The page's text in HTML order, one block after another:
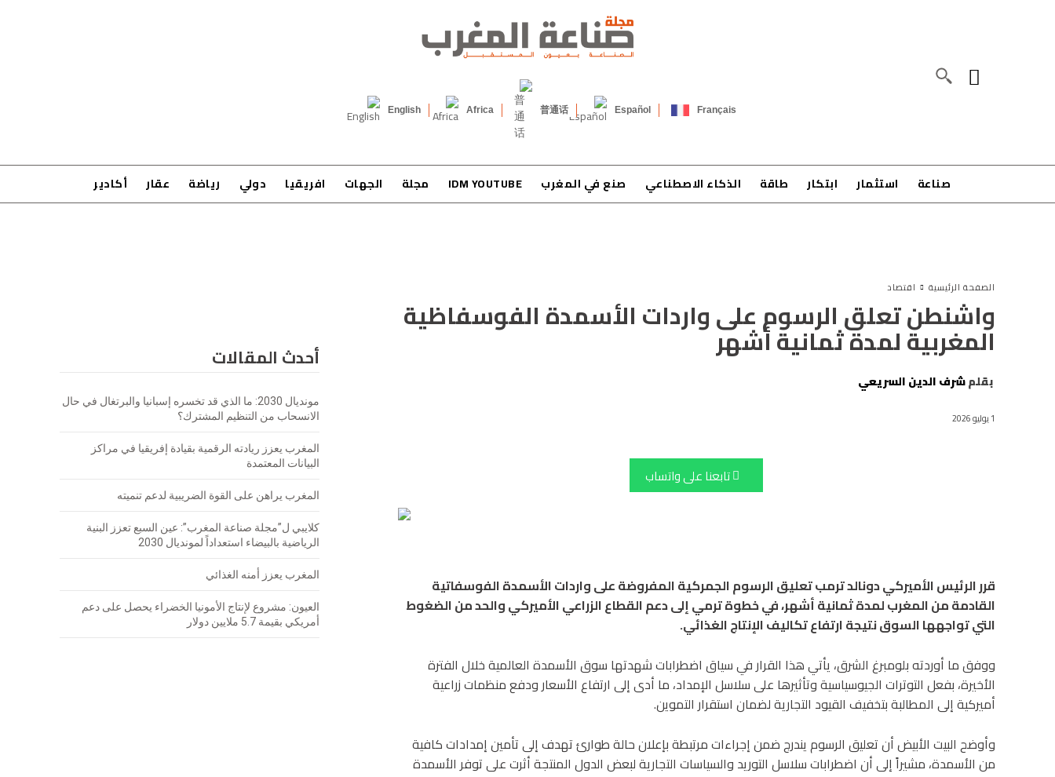
Français
Español
普通话
Africa
English
صناعة استثمار ابتكار طاقة الذكاء الاصطناعي صنع في المغرب IDM YOUTUBE مجلة الجهات افريقيا دولي رياضة عقار أكادير
الصفحة الرئيسية اقتصاد
أحدث المقالات
مونديال 2030: ما الذي قد تخسره إسبانيا والبرتغال في حال
الانسحاب من التنظيم المشترك؟
المغرب يعزز ريادته الرقمية بقيادة إفريقيا في مراكز
البيانات المعتمدة
المغرب يراهن على القوة الضريبية لدعم تنميته
كلايبي ل”مجلة صناعة المغرب”: عين السبع تعزز البنية
الرياضية بالبيضاء استعداداً لمونديال 2030
المغرب يعزز أمنه الغذائي
العيون: مشروع لإنتاج الأمونيا الخضراء يحصل على دعم
أمريكي بقيمة 5.7 ملايين دولار
واشنطن تعلق الرسوم على واردات الأسمدة الفوسفاظية
المغربية لمدة ثمانية أشهر
بقلمشرف الدين السريعي
1 يوليو 2026
تابعنا على واتساب
قرر الرئيس الأميركي دونالد ترمب تعليق الرسوم الجمركية المفروضة على واردات الأسمدة الفوسفاتية
القادمة من المغرب لمدة ثمانية أشهر، في خطوة ترمي إلى دعم القطاع الزراعي الأميركي والحد من الضغوط
التي تواجهها السوق نتيجة ارتفاع تكاليف الإنتاج الغذائي.
ووفق ما أوردته بلومبرغ الشرق، يأتي هذا القرار في سياق اضطرابات شهدتها سوق الأسمدة العالمية خلال الفترة
الأخيرة، بفعل التوترات الجيوسياسية وتأثيرها على سلاسل الإمداد، ما أدى إلى ارتفاع الأسعار ودفع منظمات زراعية
أميركية إلى المطالبة بتخفيف القيود التجارية لضمان استقرار التموين.
وأوضح البيت الأبيض أن تعليق الرسوم يندرج ضمن إجراءات مرتبطة بإعلان حالة طوارئ تهدف إلى تأمين إمدادات كافية
من الأسمدة، مشيراً إلى أن اضطرابات سلاسل التوريد والسياسات التجارية لبعض الدول المنتجة أثرت على توفر الأسمدة